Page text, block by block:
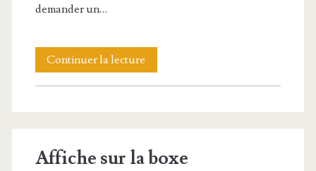
demander un…
Continuer la lecture
bowling
Affiche sur la boxe